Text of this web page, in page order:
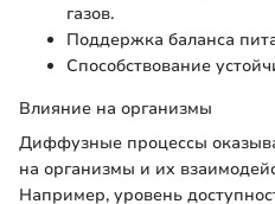
газов.
Поддержка баланса
Способствование
Влияние на организмы
Диффузные процессы
на организмы и их
Например, уровень